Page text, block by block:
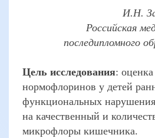
И.Н.
Российская
последипломного
Цель исследования:
нормофлоринов у детей
функциональных
на качественный и
микрофлоры кишечника.